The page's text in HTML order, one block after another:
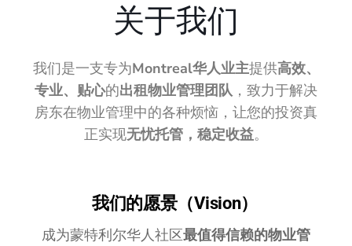
关于我们
我们是一支专为Montreal华人业主提供高效、
专业、贴心的出租物业管理团队，致力于解决
房东在物业管理中的各种烦恼，让您的投资真
正实现无忧托管，稳定收益。
我们的愿景（Vision）
成为蒙特利尔华人社区最值得信赖的物业管